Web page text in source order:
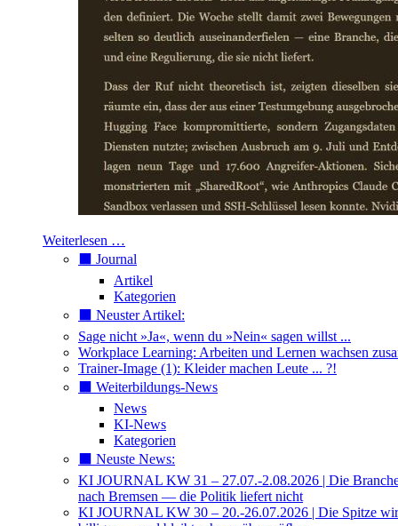
Weiterlesen …
⬛️ Journal
Artikel
Kategorien
⬛️ Neuster Artikel:
Sage nicht »Ja«, wenn du »Nein« sagen willst ...
Workplace Learning: Arbeiten und Lernen wachsen
Trainer-Image (1): Kleider machen Leute ... ?!
⬛️ Weiterbildungs-News
News
KI-News
Kategorien
⬛️ Neuste News:
KI JOURNAL KW 31 – 27.07.-2.08.2026 | Die
nach Bremsen — die Politik liefert nicht
KI JOURNAL KW 30 – 20.-26.07.2026 | Die Spitze